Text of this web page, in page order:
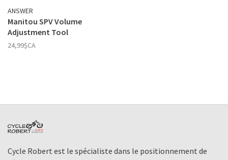
ANSWER
Manitou SPV Volume
Adjustment Tool
24,99$CA
Cycle Robert est le spécialiste dans le positionnement de